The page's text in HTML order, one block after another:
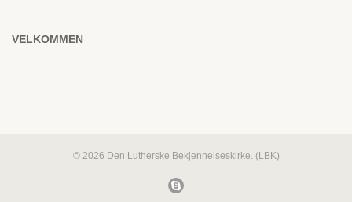
VELKOMMEN
© 2026 Den Lutherske Bekjennelseskirke. (LBK)